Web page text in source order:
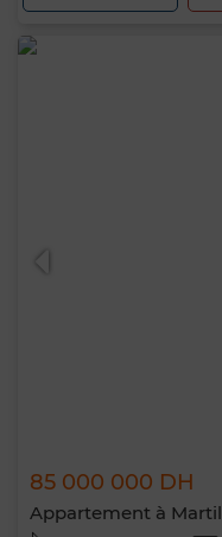
85 000 000 DH
Appartement à Martil